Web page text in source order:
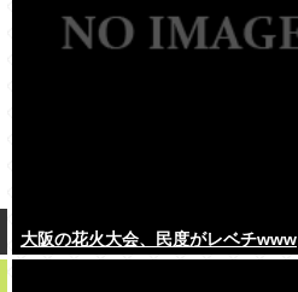
大阪の花火大会、民度がレベチwww